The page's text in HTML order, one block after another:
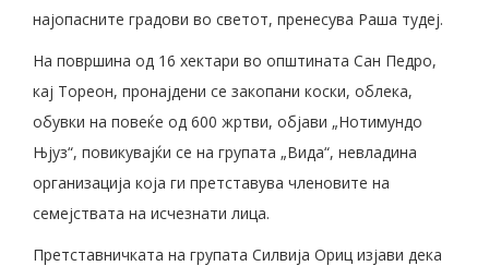
најопасните градови во светот, пренесува Раша тудеј.
На површина од 16 хектари во општината Сан Педро,
кај Тореон, пронајдени се закопани коски, облека,
обувки на повеќе од 600 жртви, објави „Нотимундо
Њјуз“, повикувајќи се на групата „Вида“, невладина
организација која ги претставува членовите на
семејствата на исчезнати лица.
Претставничката на групата Силвија Ориц изјави дека